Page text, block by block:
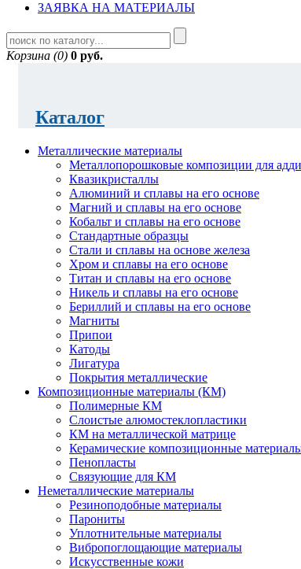
ЗАЯВКА НА МАТЕРИАЛЫ
Корзина (0) 0 руб.
Каталог
Металлические материалы
Металлопорошковые композиции для
Квазикристаллы
Алюминий и сплавы на его основе
Магний и сплавы на его основе
Кобальт и сплавы на его основе
Стандартные образцы
Стали и сплавы на основе железа
Хром и сплавы на его основе
Титан и сплавы на его основе
Никель и сплавы на его основе
Бериллий и сплавы на его основе
Магниты
Припои
Катоды
Лигатура
Покрытия металлические
Композиционные материалы (КМ)
Полимерные КМ
Слоистые алюмостеклопластики
КМ на металлической матрице
Керамические композиционные
Пенопласты
Связующие для КМ
Неметаллические материалы
Резиноподобные материалы
Парониты
Уплотнительные материалы
Вибропоглощающие материалы
Искусственные кожи